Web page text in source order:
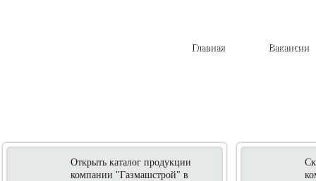
Вакансии
Главная
Открыть каталог продукции
компании "Газмашстрой" в